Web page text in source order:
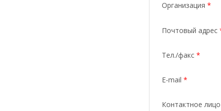
Организация *
Почтовый адрес
Тел./факс *
E-mail *
Контактное